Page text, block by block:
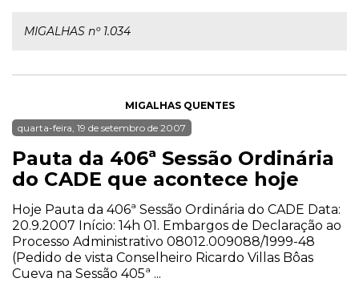
MIGALHAS nº 1.034
MIGALHAS QUENTES
quarta-feira, 19 de setembro de 2007
Pauta da 406ª Sessão Ordinária
do CADE que acontece hoje
Hoje Pauta da 406ª Sessão Ordinária do CADE Data:
20.9.2007 Início: 14h 01. Embargos de Declaração ao
Processo Administrativo 08012.009088/1999-48
(Pedido de vista Conselheiro Ricardo Villas Bôas
Cueva na Sessão 405ª ...